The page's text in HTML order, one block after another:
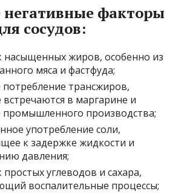
факторы
сосудов:
насыщенных жиров, особенно из
мяса и фастфуда;
трансжиров,
в маргарине и
промышленного производства;
употребление соли,
к задержке жидкости и
давления;
углеводов и сахара,
воспалительные процессы;